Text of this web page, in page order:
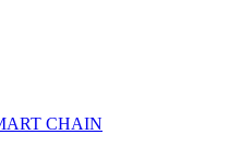
CHAIN